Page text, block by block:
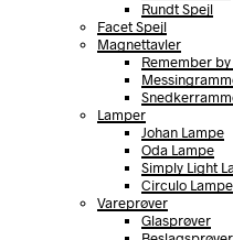
Rundt Spejl
Facet Spejl
Magnettavler
Remember
Lamper
Johan Lampe
Oda Lampe
Simply Light
Circulo Lampe
Vareprøver
Glasprøver